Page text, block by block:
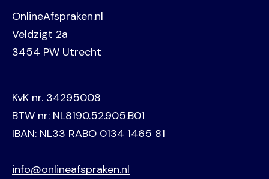
OnlineAfspraken.nl
Veldzigt 2a
3454 PW Utrecht
KvK nr. 34295008
BTW nr: NL8190.52.905.B01
IBAN: NL33 RABO 0134 1465 81
info@onlineafspraken.nl